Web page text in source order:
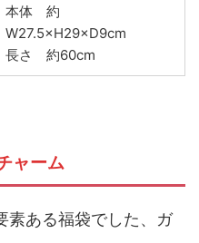
本体 約
W27.5×H29×D9cm
長さ 約60cm
ャーム
素ある福袋でした、ガ